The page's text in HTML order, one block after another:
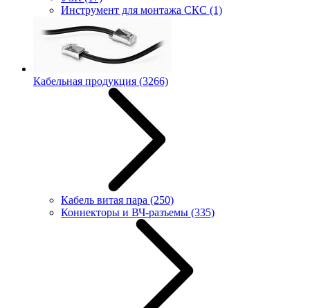
Инструмент для монтажа СКС (1)
Кабельная продукция (3266)
Кабель витая пара (250)
Коннекторы и ВЧ-разъемы (335)